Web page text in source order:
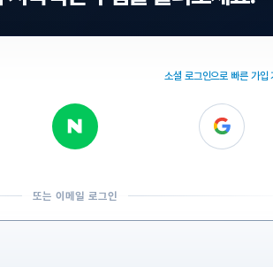
소셜 로그인으로 빠른 가입
또는 이메일 로그인